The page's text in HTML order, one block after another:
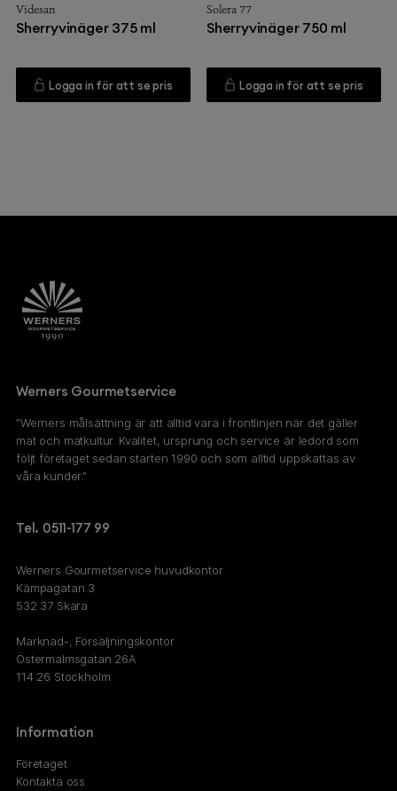
Videsan
Sherryvinäger 375 ml
Logga in för att se pris
Solera 77
Sherryvinäger 750 ml
Logga in för att se pris
Werners Gourmetservice
”Werners målsättning är att alltid vara i frontlinjen när det gäller
mat och matkultur. Kvalitet, ursprung och service är ledord som
följt företaget sedan starten 1990 och som alltid uppskattas av
våra kunder.”
Tel. 0511-177 99
Werners Gourmetservice huvudkontor
Kämpagatan 3
532 37 Skara
Marknad-, Försäljningskontor
Östermalmsgatan 26A
114 26 Stockholm
Information
Företaget
Kontakta oss